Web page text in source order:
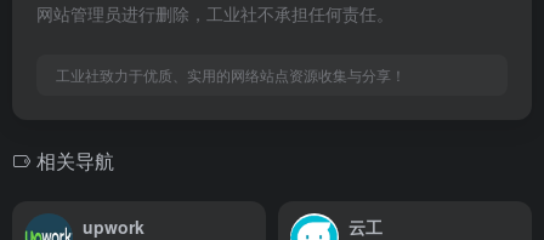
网站管理员进行删除，工业社不承担任何责任。
工业社致力于优质、实用的网络站点资源收集与分享！
相关导航
upwork 云工